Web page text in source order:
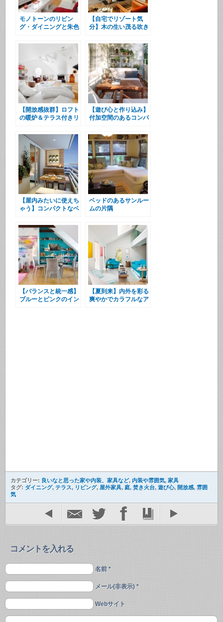
モノトーンのリビン
グ・ダイニングと朱色
【自宅でリゾート気
分】木の生い茂る吹き
【開放感抜群】ロフト
の暖炉＆テラス付きリ
【遊び心と作り込み】
付加空間のあるコンパ
【屋内みたいに使えち
ゃう】コンパクトなベ
寛ぎの屋外ダイニング
ベッドのあるサンルー
ムの片隅
【バランスと統一感】
ブルーとピンクのイン
【夏到来】内外を彩る
爽やかでカラフルなア
カテゴリー: 良いなと思った家や内装、家具など, 内装や雰囲気, 家具
タグ: ダイニング, テラス, リビング, 屋外家具, 庭, 焚き火台, 遊び心, 開放感, 雰囲
気
コメントを入れる
名前 *
メール(非表示) *
Webサイト